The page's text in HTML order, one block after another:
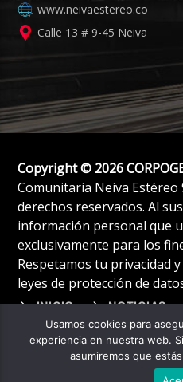
www.neivaestereo.co
Calle 13 # 9-45 Neiva
Copyright © 2026
Comunitaria Neiva Estéreo
derechos reservados. Al
información personal que
exclusivamente para los
Respetamos tu privacidad
leyes de protección de
INICIO NOTICIAS
Usamos cookies para
experiencia en nuestra web.
asumiremos que